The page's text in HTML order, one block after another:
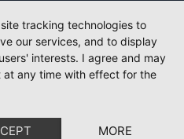
tracking technologies to
our services, and to display
interests. I agree and may
at any time with effect for the
MORE